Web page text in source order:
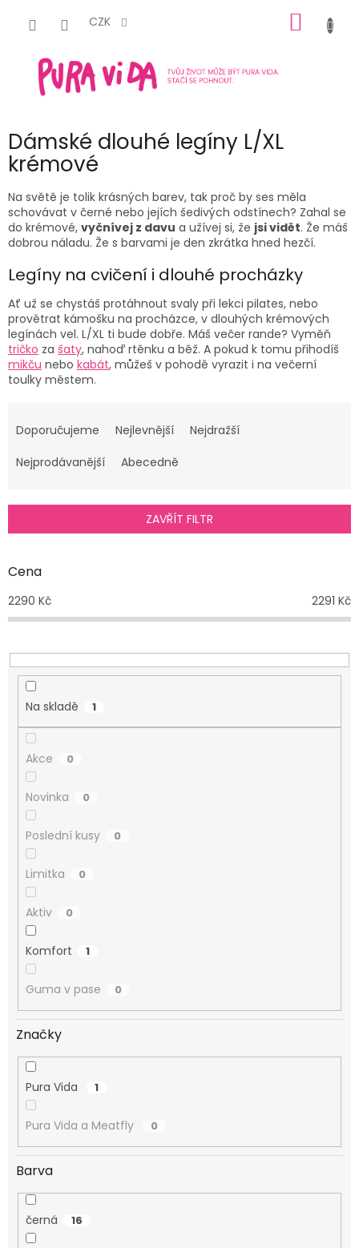
CZK
KOŠÍK
Dámské dlouhé legíny L/XL
krémové
Na světě je tolik krásných barev, tak proč by ses měla
schovávat v černé nebo jejích šedivých odstínech? Zahal se
do krémové, vyčnívej z davu a užívej si, že jsi vidět. Že máš
dobrou náladu. Že s barvami je den zkrátka hned hezčí.
Legíny na cvičení i dlouhé procházky
Ať už se chystáš protáhnout svaly při lekci pilates, nebo
provětrat kámošku na procházce, v dlouhých krémových
legínách vel. L/XL ti bude dobře. Máš večer rande? Vyměň
tričko za šaty, nahoď rtěnku a běž. A pokud k tomu přihodíš
mikču nebo kabát, můžeš v pohodě vyrazit i na večerní
toulky městem.
a
e
í
r
d
k
t
Doporučujeme Nejlevnější
Nejdražší
Nejprodávanější
Abecedně
ZAVŘÍT FILTR
Cena
2290 Kč 2291 Kč
Na skladě 1
Akce 0
Novinka 0
Poslední kusy 0
Limitka 0
Aktiv 0
Komfort 1
Guma v pase 0
Značky
Pura Vida 1
Pura Vida a Meatfly 0
Barva
černá 16